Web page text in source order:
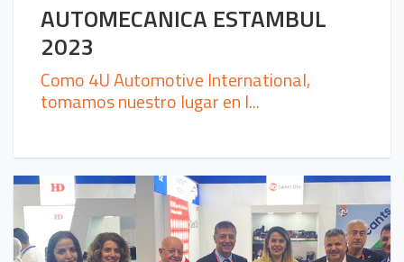
AUTOMECANICA ESTAMBUL
2023
Como 4U Automotive International,
tomamos nuestro lugar en l...